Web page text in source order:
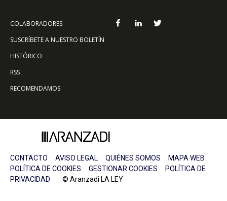
COLABORADORES
SUSCRÍBETE A NUESTRO BOLETÍN
HISTÓRICO
RSS
RECOMENDAMOS
CONTACTO AVISO LEGAL QUIÉNES SOMOS
MAPA WEB
POLÍTICA DE COOKIES
GESTIONAR COOKIES
POLÍTICA DE
PRIVACIDAD © Aranzadi LA LEY